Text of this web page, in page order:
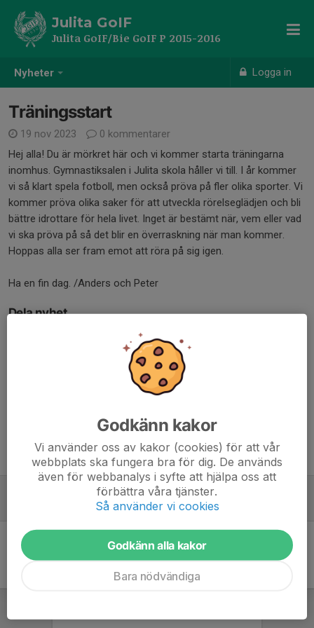
Nyheter Logga in
Julita GoIF
Julita GoIF/Bie GoIF P 2015-2016
Träningsstart
19 nov 2023
0 kommentarer
Hej alla! Du är mörkret här och vi kommer starta träningarna
inomhus. Gymnastiksalen i Julita skola håller vi till. I år kommer
vi så klart spela fotboll, men också pröva på fler olika sporter. Vi
kommer pröva olika saker för att utveckla rörelseglädjen och bli
bättre idrottare för hela livet. Inget är bestämt när, vem eller vad
vi ska pröva på så det blir en överraskning när man kommer.
Hoppas alla ser fram emot att röra på sig igen.
Ha en fin dag. /Anders och Peter
Dela nyhet
Tidigare nyheter
Träningsstart
19 nov 2023 0
Godkänn kakor
Vi använder oss av kakor (cookies) för att vår
webbplats ska fungera bra för dig. De används
även för webbanalys i syfte att hjälpa oss att
förbättra våra tjänster.
Så använder vi cookies
Godkänn alla kakor
Bara nödvändiga